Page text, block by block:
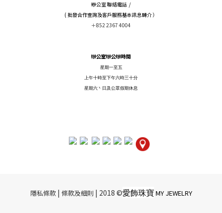
辦公室 聯絡電話 /
( 批發合作查詢及客戶服務基本訊息轉介 ）
＋852 2367 4004
辦公室辦公辦時間
星期一至五
上午十時至下午六時三十分
星期六丶日及公眾假期休息
隱私條款|​ ​ 條款及細則 | 2018 ©愛飾珠寶MY JEWELRY